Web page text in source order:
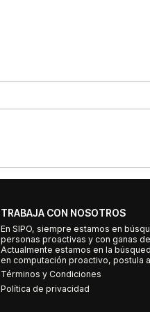
TRABAJA CON NOSOTROS
En SIPO, siempre estamos en
personas proactivas y con ganas
Actualmente estamos en la
en computación proactivo, postula
Términos y Condiciones
Política de privacidad